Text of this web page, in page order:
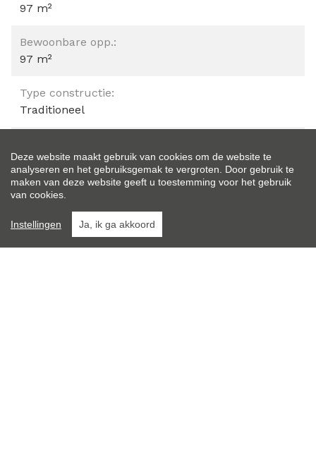
97 m²
Bewoonbare opp.:
97 m²
Type constructie:
Traditioneel
2011
Bouwlagen:
Op verdieping:
Deze website maakt gebruik van cookies om de website te
analyseren en het gebruiksgemak te vergroten. Door gebruik te
maken van deze website geeft u toestemming voor het gebruik
van cookies.
Instellingen Ja, ik ga akkoord